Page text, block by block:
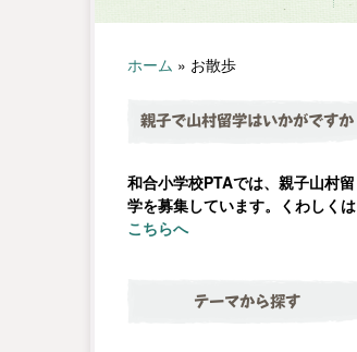
ホーム » お散歩
親子で山村留学はいかがですか
和合小学校PTAでは、親子山村留
学を募集しています。くわしくは
こちらへ
テーマから探す